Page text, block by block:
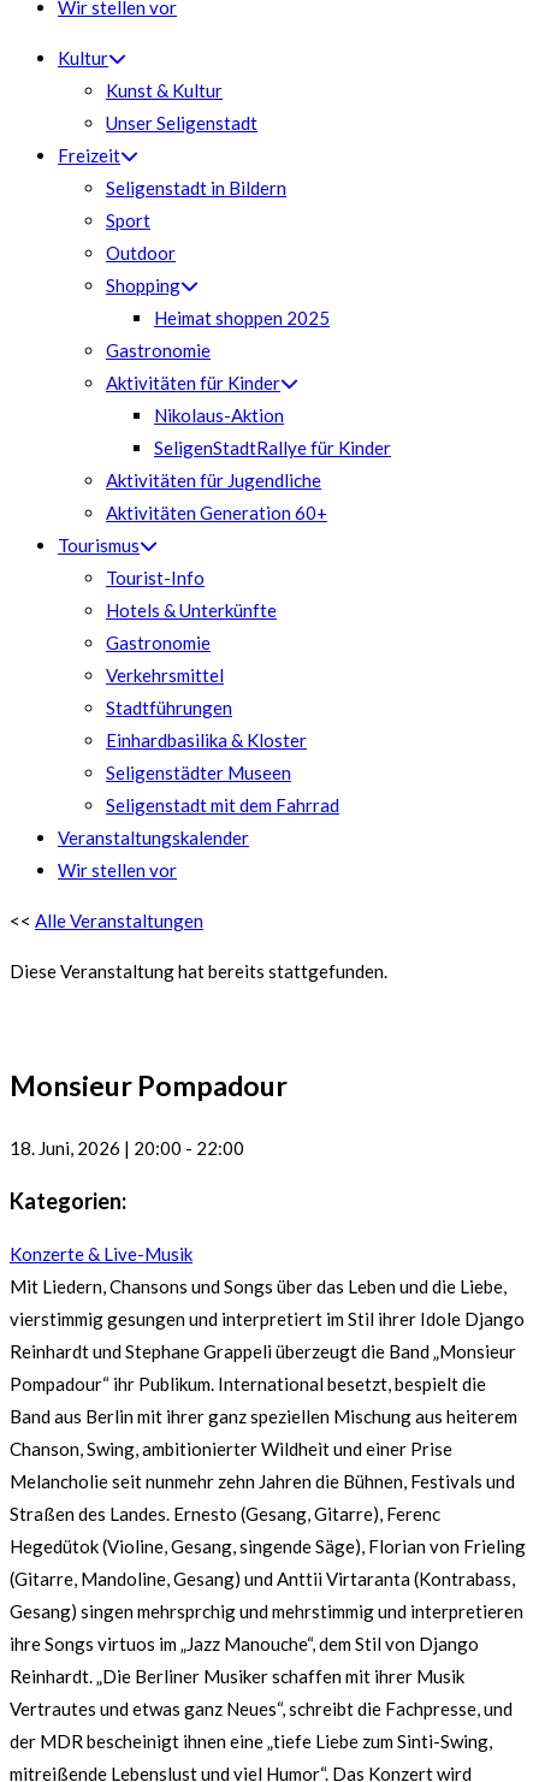
Wir stellen vor
Kultur
Kunst & Kultur
Unser Seligenstadt
Freizeit
Seligenstadt in Bildern
Sport
Outdoor
Shopping
Heimat shoppen 2025
Gastronomie
Aktivitäten für Kinder
Nikolaus-Aktion
SeligenStadtRallye für Kinder
Aktivitäten für Jugendliche
Aktivitäten Generation 60+
Tourismus
Tourist-Info
Hotels & Unterkünfte
Gastronomie
Verkehrsmittel
Stadtführungen
Einhardbasilika & Kloster
Seligenstädter Museen
Seligenstadt mit dem Fahrrad
Veranstaltungskalender
Wir stellen vor
<< Alle Veranstaltungen
Diese Veranstaltung hat bereits stattgefunden.
Monsieur Pompadour
18. Juni, 2026 | 20:00 - 22:00
Kategorien:
Konzerte & Live-Musik
Mit Liedern, Chansons und Songs über das Leben und die Liebe,
vierstimmig gesungen und interpretiert im Stil ihrer Idole Django
Reinhardt und Stephane Grappeli überzeugt die Band „Monsieur
Pompadour“ ihr Publikum. International besetzt, bespielt die
Band aus Berlin mit ihrer ganz speziellen Mischung aus heiterem
Chanson, Swing, ambitionierter Wildheit und einer Prise
Melancholie seit nunmehr zehn Jahren die Bühnen, Festivals und
Straßen des Landes. Ernesto (Gesang, Gitarre), Ferenc
Hegedütok (Violine, Gesang, singende Säge), Florian von Frieling
(Gitarre, Mandoline, Gesang) und Anttii Virtaranta (Kontrabass,
Gesang) singen mehrsprchig und mehrstimmig und interpretieren
ihre Songs virtuos im „Jazz Manouche“, dem Stil von Django
Reinhardt. „Die Berliner Musiker schaffen mit ihrer Musik
Vertrautes und etwas ganz Neues“, schreibt die Fachpresse, und
der MDR bescheinigt ihnen eine „tiefe Liebe zum Sinti-Swing,
mitreißende Lebenslust und viel Humor“. Das Konzert wird